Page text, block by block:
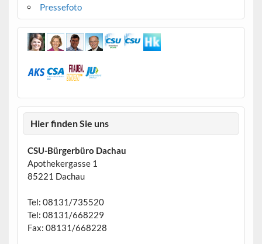
Pressefoto
Hier finden Sie uns
CSU-Bürgerbüro Dachau
Apothekergasse 1
85221 Dachau
Tel: 08131/735520
Tel: 08131/668229
Fax: 08131/668228